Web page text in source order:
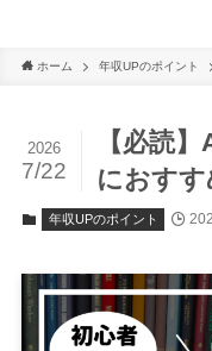
ホーム 年収UPのポイント
【必読
におす
2026
7/22
年収UPのポイント